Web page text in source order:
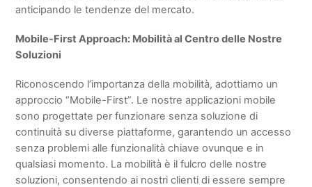
anticipando le tendenze del mercato.
Mobile-First Approach: Mobilità al Centro delle Nostre
Soluzioni
Riconoscendo l’importanza della mobilità, adottiamo un
approccio “Mobile-First”. Le nostre applicazioni mobile
sono progettate per funzionare senza soluzione di
continuità su diverse piattaforme, garantendo un accesso
senza problemi alle funzionalità chiave ovunque e in
qualsiasi momento. La mobilità è il fulcro delle nostre
soluzioni, consentendo ai nostri clienti di essere sempre